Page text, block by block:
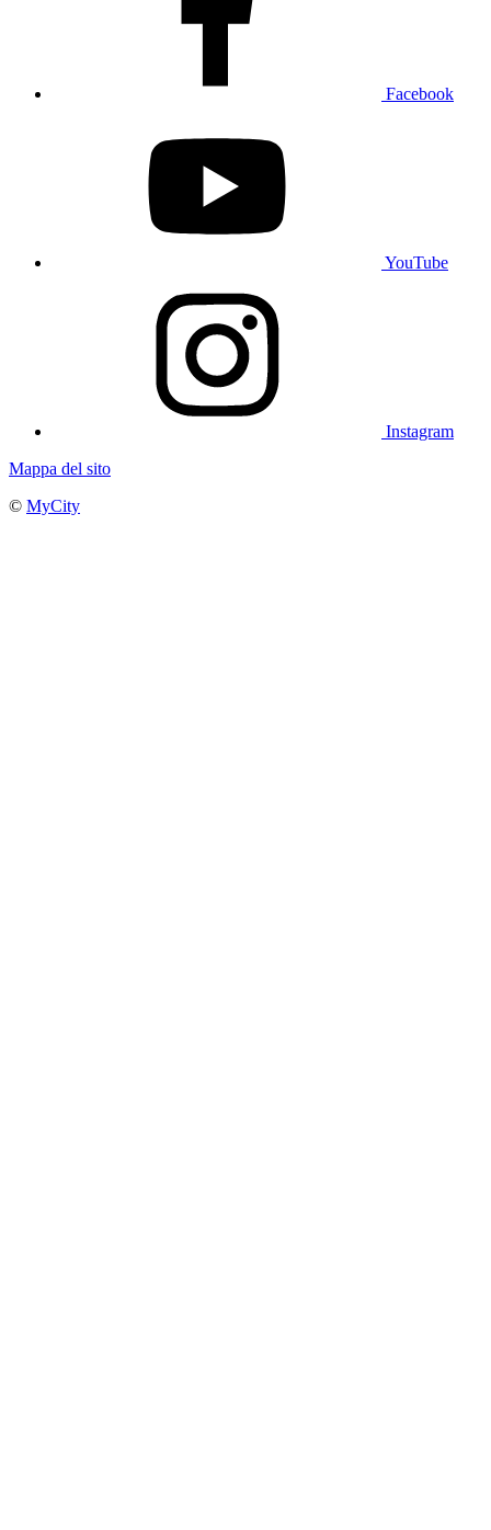
Facebook
YouTube
Instagram
Mappa del sito
© MyCity